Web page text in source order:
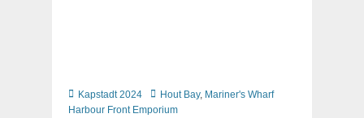
Kategorien
Kapstadt 2024 Schlagworte
Hout Bay, Mariner's Wharf
Harbour Front Emporium